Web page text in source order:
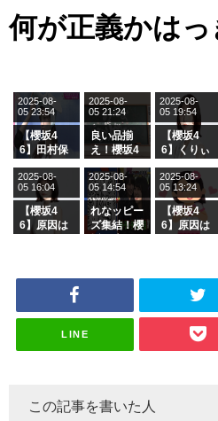
何が正義かは
【櫻坂4
6】田村保
ージを脱い
でいた理由
2025-08-
05 23:54
良い品揃
え！櫻坂4
グル『Mak
e or Brea
k』オフィ
シャルグッ
ズ絶賛販売
2025-08-
05 21:24
【櫻坂4
6】くりぃ
の2人を手
玉に取る大
沼晶保【く
りぃむナン
タラ】
2025-08-
05 19:54
【櫻坂4
6】原因は
ざわつかせ
2025-08-
05 16:04
れなッピー
ズ集結！櫻
「ラヴィッ
スタジオ出
2025-08-
05 14:54
【櫻坂4
6】原因は
ざわつかせ
2025-08-
05 13:24
LINE
この記事を書いた人